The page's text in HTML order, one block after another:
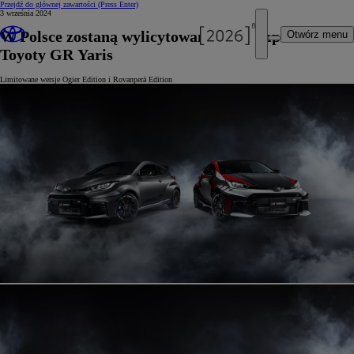
Przejdź do głównej zawartości (Press Enter)
Otwórz menu
3 września 2024
W Polsce zostaną wylicytowane 3 egzemplarze
Toyoty GR Yaris
Limitowane wersje Ogier Edition i Rovanperä Edition